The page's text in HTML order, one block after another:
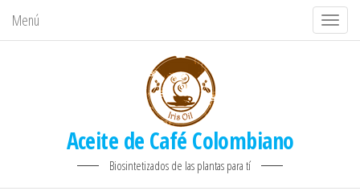
Menú
C
a
Aceite de Café Colombiano
Biosintetizados de las plantas para tí